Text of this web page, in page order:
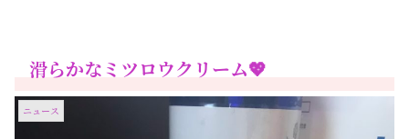
滑らかなミツロウクリーム💖
ニュース